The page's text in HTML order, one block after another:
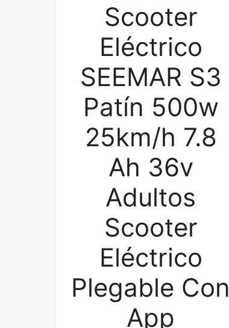
Scooter
Eléctrico
SEEMAR S3
Patín 500w
25km/h 7.8
Ah 36v
Adultos
Scooter
Eléctrico
Plegable Con
App